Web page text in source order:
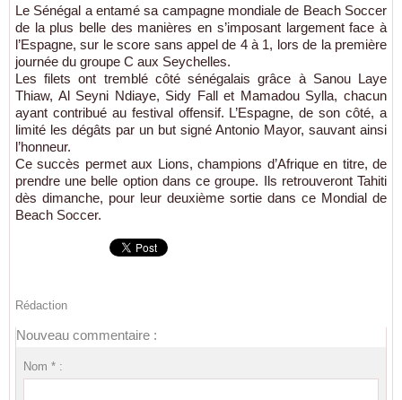
Le Sénégal a entamé sa campagne mondiale de Beach Soccer
de la plus belle des manières en s’imposant largement face à
l’Espagne, sur le score sans appel de 4 à 1, lors de la première
journée du groupe C aux Seychelles.
Les filets ont tremblé côté sénégalais grâce à Sanou Laye
Thiaw, Al Seyni Ndiaye, Sidy Fall et Mamadou Sylla, chacun
ayant contribué au festival offensif. L’Espagne, de son côté, a
limité les dégâts par un but signé Antonio Mayor, sauvant ainsi
l’honneur.
Ce succès permet aux Lions, champions d’Afrique en titre, de
prendre une belle option dans ce groupe. Ils retrouveront Tahiti
dès dimanche, pour leur deuxième sortie dans ce Mondial de
Beach Soccer.
Rédaction
Nouveau commentaire :
Nom * :